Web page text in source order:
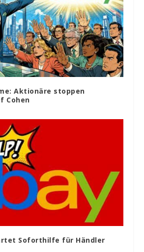
Aktionäre stoppen
Cohen
Soforthilfe für Händler